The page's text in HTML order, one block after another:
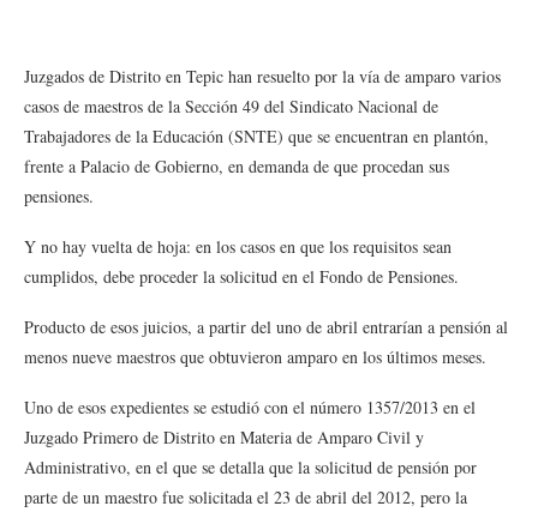
Juzgados de Distrito en Tepic han resuelto por la vía de amparo varios
casos de maestros de la Sección 49 del Sindicato Nacional de
Trabajadores de la Educación (SNTE) que se encuentran en plantón,
frente a Palacio de Gobierno, en demanda de que procedan sus
pensiones.
Y no hay vuelta de hoja: en los casos en que los requisitos sean
cumplidos, debe proceder la solicitud en el Fondo de Pensiones.
Producto de esos juicios, a partir del uno de abril entrarían a pensión al
menos nueve maestros que obtuvieron amparo en los últimos meses.
Uno de esos expedientes se estudió con el número 1357/2013 en el
Juzgado Primero de Distrito en Materia de Amparo Civil y
Administrativo, en el que se detalla que la solicitud de pensión por
parte de un maestro fue solicitada el 23 de abril del 2012, pero la